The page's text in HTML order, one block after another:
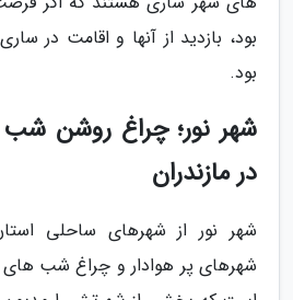
بود، بازدید از آنها و اقامت در
بود.
شهر نور؛ چراغ روشن
در مازندران
شهر نور از شهرهای ساحلی
شهرهای پر هوادار و چراغ شب های